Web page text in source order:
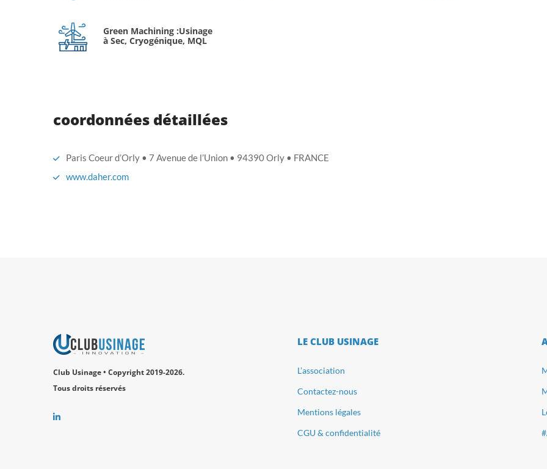
Green Machining :Usinage
à Sec, Cryogénique, MQL
coordonnées détaillées
Paris Coeur d’Orly • 7 Avenue de l’Union • 94390 Orly • FRANCE
www.daher.com
Club Usinage • Copyright 2019-2026.
Tous droits réservés
LE CLUB USINAGE
L’association
Contactez-nous
Mentions légales
CGU & confidentialité